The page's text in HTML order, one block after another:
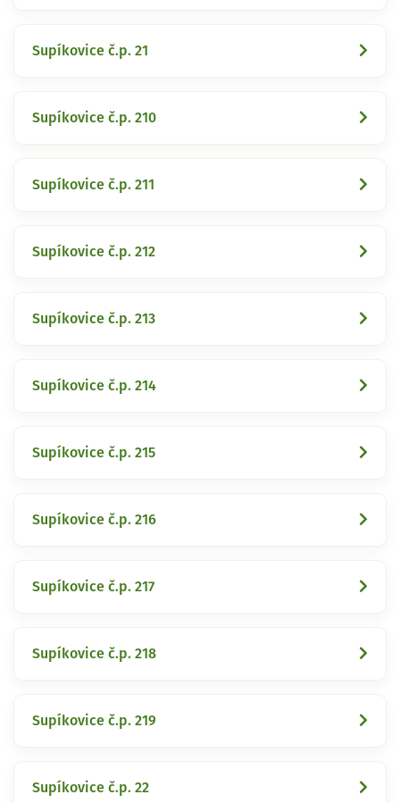
Supíkovice č.p. 21
Supíkovice č.p. 210
Supíkovice č.p. 211
Supíkovice č.p. 212
Supíkovice č.p. 213
Supíkovice č.p. 214
Supíkovice č.p. 215
Supíkovice č.p. 216
Supíkovice č.p. 217
Supíkovice č.p. 218
Supíkovice č.p. 219
Supíkovice č.p. 22